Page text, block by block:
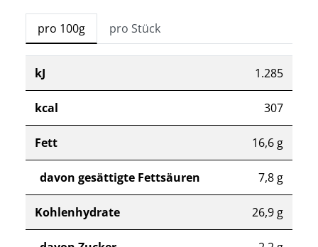
pro 100g pro Stück
kJ 1.285
kcal 307
Fett 16,6 g
davon gesättigte Fettsäuren 7,8 g
Kohlenhydrate 26,9 g